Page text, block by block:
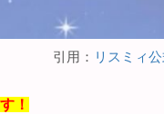
引用： リスミィ
！